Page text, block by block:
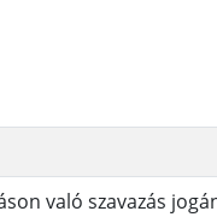
való szavazás